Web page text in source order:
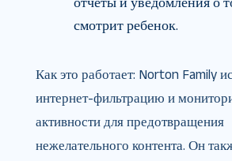
смотрит ребенок.
Как это работает: Norton Family
интернет-фильтрацию и
активности для предотвращения
нежелательного контента. Он